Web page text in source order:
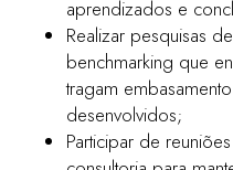
aprendizados e
Realizar pesquisas
benchmarking que
tragam
desenvolvidos;
Participar de